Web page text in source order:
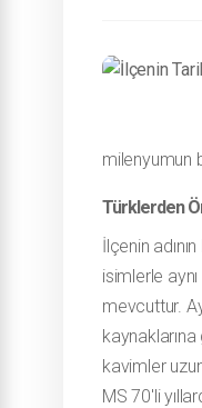
milenyumun
Türklerden
İlçenin
isimlerle
mevcuttur.
kavimler
MS 70'li